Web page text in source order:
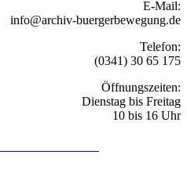
E-Mail:
info@archiv-buergerbewegung.de
Telefon:
(0341) 30 65 175
Öffnungszeiten:
Dienstag bis Freitag
10 bis 16 Uhr